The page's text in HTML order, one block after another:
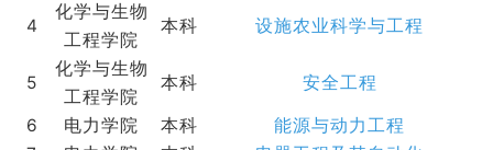
4
化学与生物
工程学院
本科 设施农业科学与工程
5
化学与生物
工程学院
本科 安全工程
6 电力学院 本科
能源与动力工程